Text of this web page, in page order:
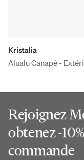
Kristalia
Alualu Canapé -
Rejoignez
obtenez -
commande